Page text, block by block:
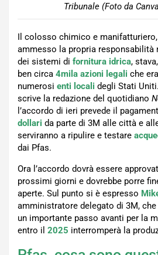
Tribunale (Foto da
Il colosso chimico e
ammesso la propria responsabilità
dei sistemi di fornitura idrica,
ben circa 4mila azioni legali che
numerosi enti locali degli Stati
scrive la redazione del quotidiano
l’accordo di ieri prevede il
dollari da parte di 3M alle città e
serviranno a ripulire e testare
dai Pfas.
Ora l’accordo dovrà essere
prossimi giorni e dovrebbe porre
aperte. Sul punto si è espresso
amministratore delegato di 3M, che
un importante passo avanti per la
entro il 2025 interromperà la